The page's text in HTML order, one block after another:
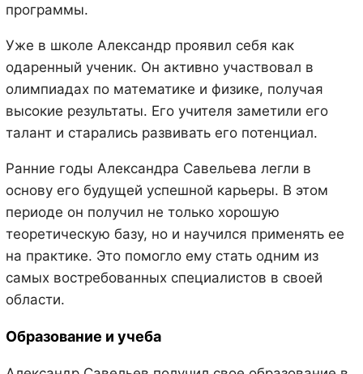
программы.
Уже в школе Александр проявил себя как
одаренный ученик. Он активно участвовал в
олимпиадах по математике и физике, получая
высокие результаты. Его учителя заметили его
талант и старались развивать его потенциал.
Ранние годы Александра Савельева легли в
основу его будущей успешной карьеры. В этом
периоде он получил не только хорошую
теоретическую базу, но и научился применять ее
на практике. Это помогло ему стать одним из
самых востребованных специалистов в своей
области.
Образование и учеба